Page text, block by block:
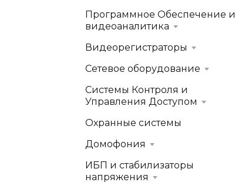
Программное Обеспечение и
видеоаналитика
Видеорегистраторы
Сетевое оборудование
Системы Контроля и
Управления Доступом
Охранные системы
Домофония
ИБП и стабилизаторы
напряжения